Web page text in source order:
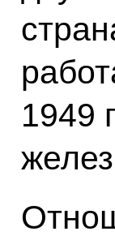
1949